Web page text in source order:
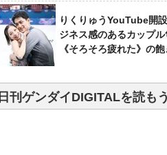
りくりゅうYouTube開
ジネス感のあるカップ
《そろそろ疲れた》の
日刊ゲンダイDIGITALを読も